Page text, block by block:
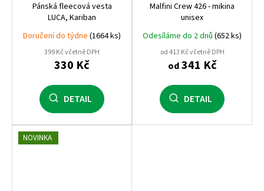
Pánská fleecová vesta
LUCA, Kariban
Doručení do týdne (1664 ks)
399 Kč včetně DPH
330 Kč
DETAIL
Malfini Crew 426 - mikina
unisex
Odesíláme do 2 dnů (652 ks)
od 413 Kč včetně DPH
od341 Kč
DETAIL
NOVINKA